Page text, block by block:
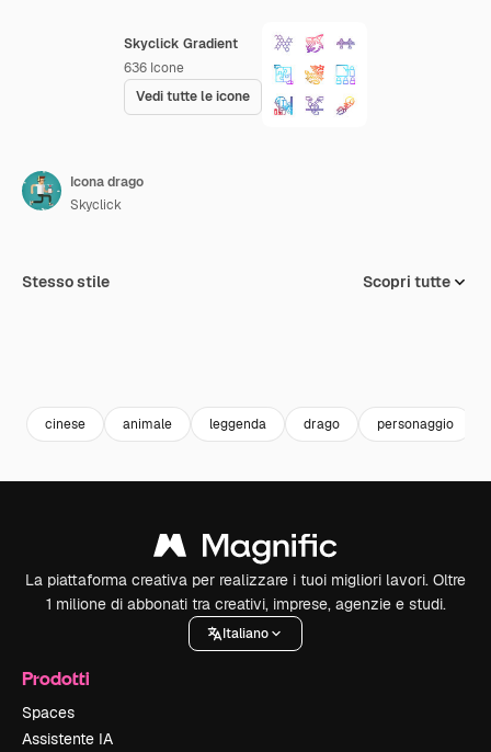
Skyclick Gradient
636 Icone
Vedi tutte le icone
Icona drago
Skyclick
Stesso stile Scopri tutte
cinese animale leggenda drago personaggio
La piattaforma creativa per realizzare i tuoi migliori lavori. Oltre
1 milione di abbonati tra creativi, imprese, agenzie e studi.
Italiano
Prodotti
Spaces
Assistente IA